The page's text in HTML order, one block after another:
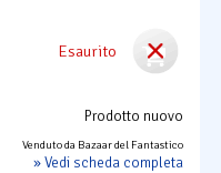
Esaurito
Prodotto nuovo
Venduto da Bazaar del Fantastico
» Vedi scheda completa